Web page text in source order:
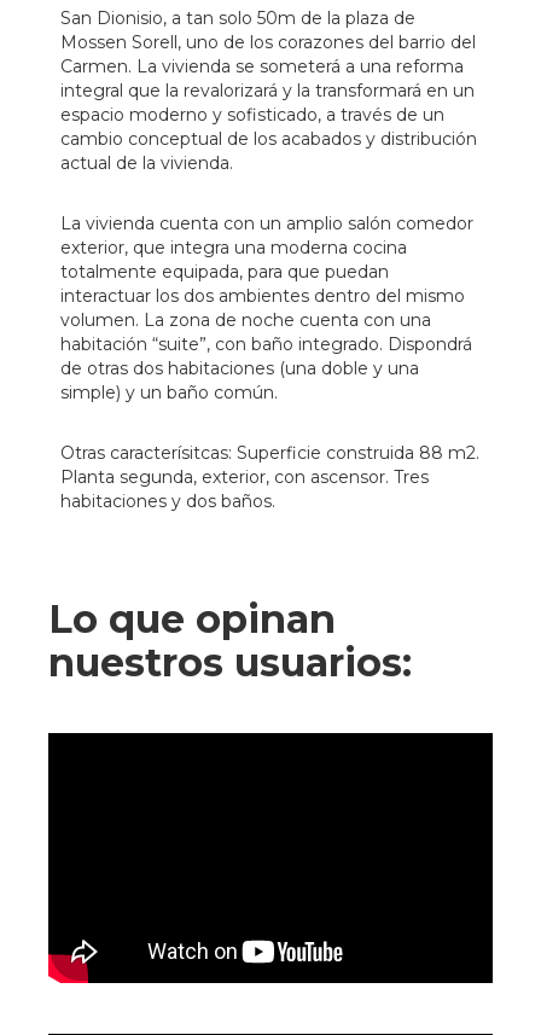
San Dionisio, a tan solo 50m de la plaza de
Mossen Sorell, uno de los corazones del barrio del
Carmen. La vivienda se someterá a una reforma
integral que la revalorizará y la transformará en un
espacio moderno y sofisticado, a través de un
cambio conceptual de los acabados y distribución
actual de la vivienda.
La vivienda cuenta con un amplio salón comedor
exterior, que integra una moderna cocina
totalmente equipada, para que puedan
interactuar los dos ambientes dentro del mismo
volumen. La zona de noche cuenta con una
habitación “suite”, con baño integrado. Dispondrá
de otras dos habitaciones (una doble y una
simple) y un baño común.
Otras caracterísitcas: Superficie construida 88 m2.
Planta segunda, exterior, con ascensor. Tres
habitaciones y dos baños.
Lo que opinan
nuestros usuarios: